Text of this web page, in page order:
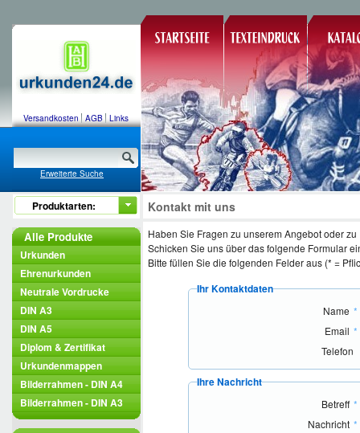
Versandkosten AGB Links
Erweiterte Suche
Produktarten:
Alle Produkte
Urkunden
Ehrenurkunden
Neutrale Vordrucke
DIN A3
DIN A5
Diplom & Zertifikat
Urkundenmappen
Bilderrahmen - DIN A4
Bilderrahmen - DIN A3
Kontakt mit uns
Haben Sie Fragen zu unserem Angebot oder
Schicken Sie uns über das folgende Formular
Bitte füllen Sie die folgenden Felder aus (* =
Ihr Kontaktdaten
Name *
Email *
Telefon
Ihre Nachricht
Betreff *
Nachricht *